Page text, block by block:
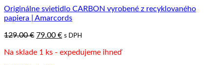
Originálne svietidlo CARBON vyrobené z recyklovaného
papiera | Amarcords
129.00€ Pôvodná
bola:
79.00 €Aktuálna
je:
s DPH
Na sklade 1 ks - expedujeme ihneď